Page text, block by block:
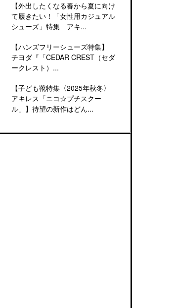
【外出したくなる春から夏に向け
て履きたい！「女性用カジュアル
シューズ」特集 アキ...
【ハンズフリーシューズ特集】
チヨダ『「CEDAR CREST（セダ
ークレスト）...
【子ども靴特集〈2025年秋冬〉
アキレス「ニコ☆プチスクー
ル」】待望の新作はどん...